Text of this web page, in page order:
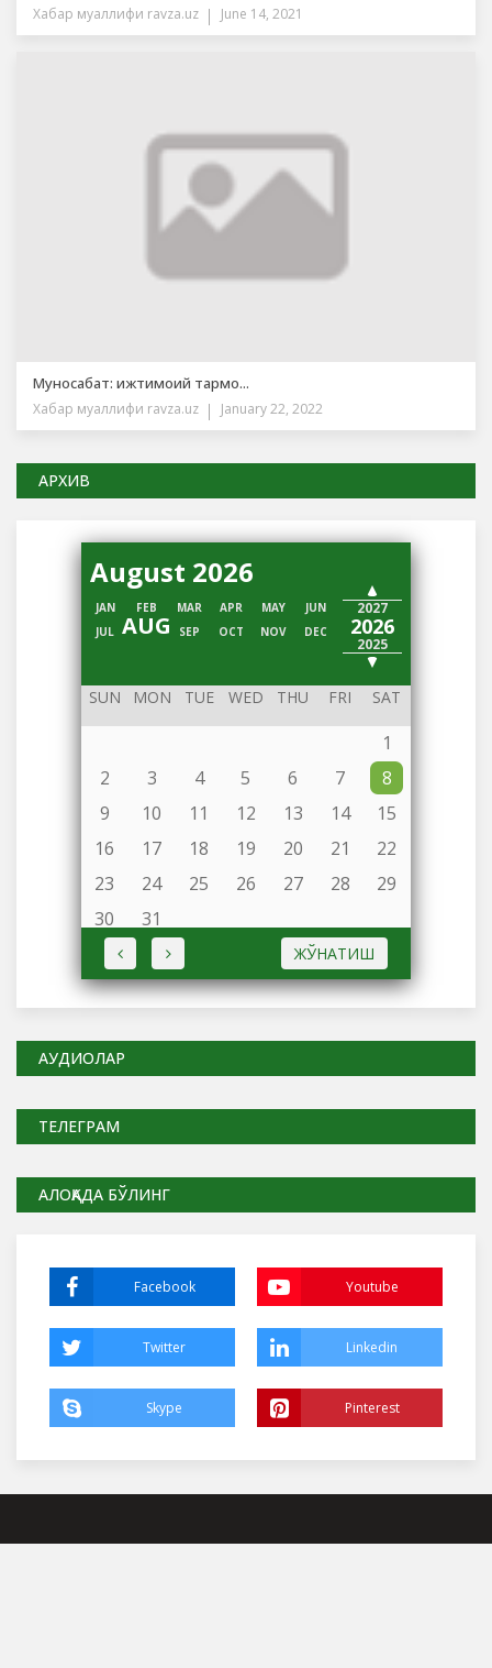
Хабар муаллифи ravza.uz June 14, 2021
Муносабат: ижтимоий тармо...
Хабар муаллифи ravza.uz January 22, 2022
АРХИВ
August 2026
2028
2027
2026
2025
2024
JAN FEB MAR APR MAY
JUN
JUL AUG SEP OCT NOV DEC
SUN MON TUE WED THU FRI SAT
1
2
3 4 5 6 7
8
9
10 11 12 13 14
15
16
17 18 19 20 21
22
23
24 25 26 27 28
29
30
31
ЖЎНАТИШ
АУДИОЛАР
ТЕЛЕГРАМ
АЛОҚАДА БЎЛИНГ
Facebook Youtube
Twitter Linkedin
Skype Pinterest